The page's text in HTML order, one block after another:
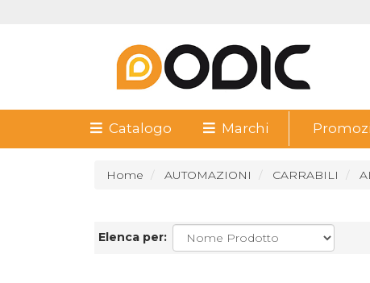
Catalogo Marchi
Home AUTOMAZIONI CARRABILI
Elenca per: